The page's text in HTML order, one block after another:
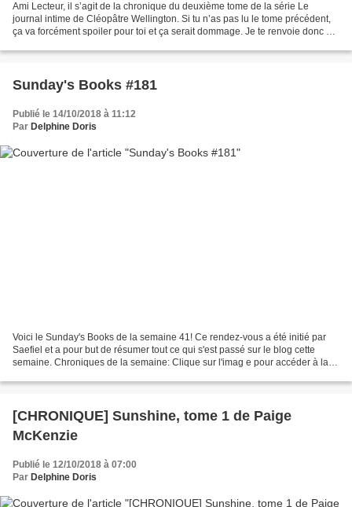
Ami Lecteur, il s’agit de la chronique du deuxième tome de la série Le
journal intime de Cléopâtre Wellington. Si tu n’as pas lu le tome précédent,
ça va forcément spoiler pour toi et ça serait dommage. Je te renvoie donc si
Sunday's Books #181
Publié le 14/10/2018 à 11:12
Par Delphine Doris
Voici le Sunday's Books de la semaine 41! Ce rendez-vous a été initié par
Saefiel et a pour but de résumer tout ce qui s'est passé sur le blog cette
semaine. Chroniques de la semaine: Clique sur l'imag e pour accéder à la
[CHRONIQUE] Sunshine, tome 1 de Paige
McKenzie
Publié le 12/10/2018 à 07:00
Par Delphine Doris